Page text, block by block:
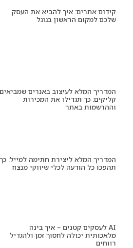
קידום אתרים: איך להביא את העסק
שלכם למקום הראשון בגוגל
המדריך המלא לעיצוב באנרים שמביאים
קליקים: כך תגדילו את המכירות
וההרשמות באתר
המדריך המלא ליצירת חתימה למייל: כך
תהפכו כל הודעה לכלי שיווקי מנצח
AI לעסקים קטנים – איך בינה
מלאכותית יכולה לחסוך זמן ולהגדיל
רווחים